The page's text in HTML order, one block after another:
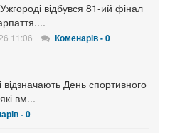
відбувся 81-ий фінал
11:06 Коменарів - 0
відзначають День спортивного
вм...
- 0